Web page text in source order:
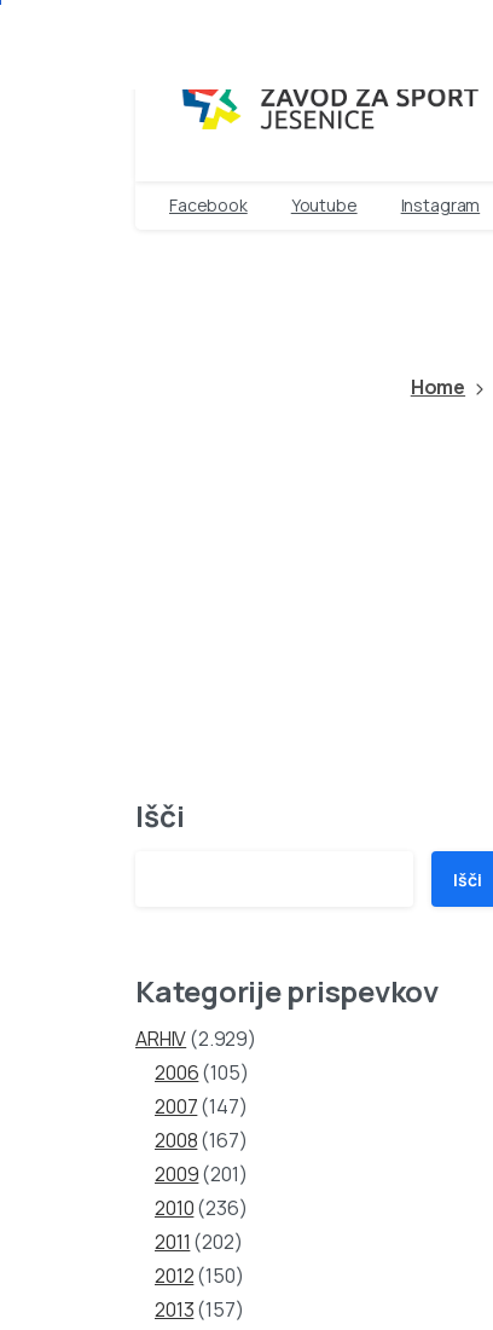
Facebook Youtube Instagram
Home
Išči
Išči
Kategorije prispevkov
ARHIV(2.929)
2006(105)
2007(147)
2008(167)
2009(201)
2010(236)
2011 (202)
2012(150)
2013(157)